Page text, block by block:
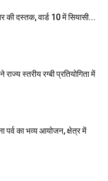
की दस्तक, वार्ड 10 में सियासी...
स्तरीय रग्बी प्रतियोगिता में
पर्व का भव्य आयोजन, क्षेत्र में